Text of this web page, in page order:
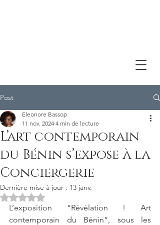
Post
L’art contemporain
du Bénin s’expose à la
Conciergerie
Eleonore Bassop
11 nov. 2024 4 min de lecture
Dernière mise à jour : 13 janv.
Noté NaN étoiles sur 5.
L’exposition “Révélation ! Art
contemporain du Bénin”, sous les